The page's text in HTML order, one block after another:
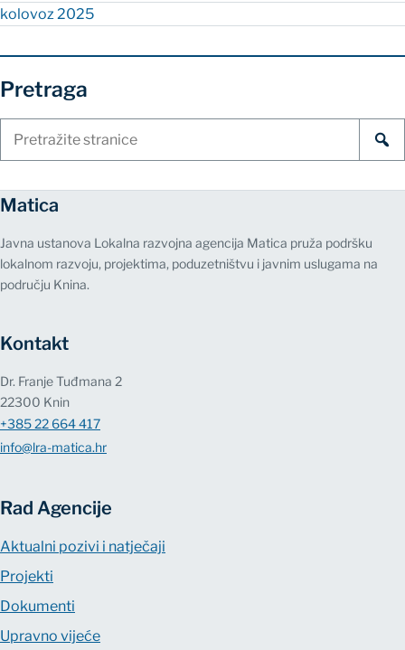
kolovoz 2025
Pretraga
Matica
Javna ustanova Lokalna razvojna agencija Matica pruža podršku
lokalnom razvoju, projektima, poduzetništvu i javnim uslugama na
području Knina.
Kontakt
Dr. Franje Tuđmana 2
22300 Knin
+385 22 664 417
info@lra-matica.hr
Rad Agencije
Aktualni pozivi i natječaji
Projekti
Dokumenti
Upravno vijeće